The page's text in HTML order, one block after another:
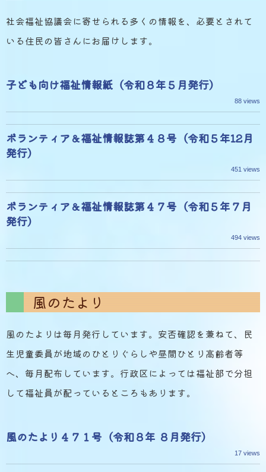
社会福祉協議会に寄せられる多くの情報を、必要とされて
いる住民の皆さんにお届けします。
子ども向け福祉情報紙（令和８年５月発行）
88 views
ボランティア＆福祉情報誌第４８号（令和５年12月
発行）
451 views
ボランティア＆福祉情報誌第４７号（令和５年７月
発行）
494 views
風のたより
風のたよりは毎月発行しています。安否確認を兼ねて、民
生児童委員が地域のひとりぐらしや昼間ひとり高齢者等
へ、毎月配布しています。行政区によっては福祉部で分担
して福祉員が配っているところもあります。
風のたより４７１号（令和８年 ８月発行）
17 views